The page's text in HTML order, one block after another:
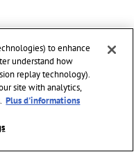
to enhance
understand how
replay technology).
site with analytics,
Plus d'informations